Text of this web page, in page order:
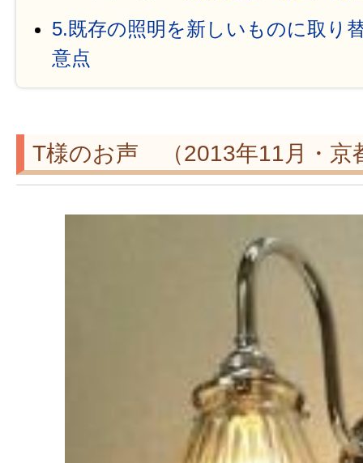
5.既存の照明を新しいものに取り
意点
T様のお声 （2013年11月・京